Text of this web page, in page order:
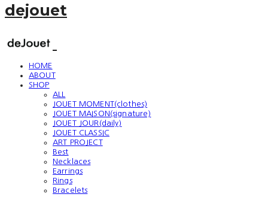
dejouet
HOME
ABOUT
SHOP
ALL
JOUET MOMENT(clothes)
JOUET MAISON(signature)
JOUET JOUR(daily)
JOUET CLASSIC
ART PROJECT
Best
Necklaces
Earrings
Rings
Bracelets